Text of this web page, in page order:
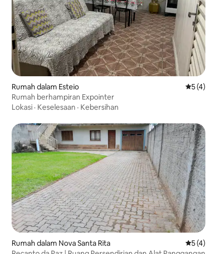
Rumah dalam Esteio
5 (4)
Rumah berhampiran Expointer
Lokasi · Keselesaan · Kebersihan
Rumah dalam Nova Santa Rita
5 (4)